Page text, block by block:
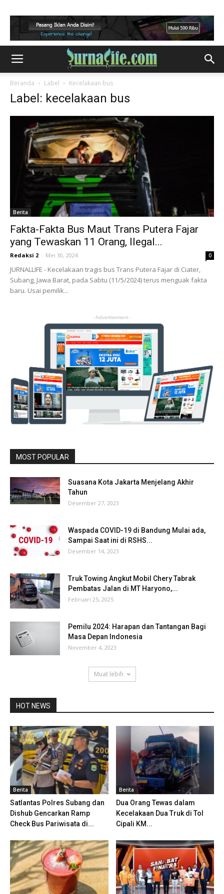
Beranda Label Kecelakaan bus
Label: kecelakaan bus
Berita
Fakta-Fakta Bus Maut Trans Putera Fajar
yang Tewaskan 11 Orang, Ilegal...
Redaksi 2 - Mei 30, 2024 0
JURNALLIFE - Kecelakaan tragis bus Trans Putera Fajar di Ciater,
Subang, Jawa Barat, pada Sabtu (11/5/2024) terus menguak fakta
baru. Usai pemilik...
- Advertisement -
MOST POPULAR
Suasana Kota Jakarta Menjelang Akhir
Tahun
Desember 27, 2023
Waspada COVID-19 di Bandung Mulai ada,
Sampai Saat ini di RSHS...
Desember 14, 2023
Truk Towing Angkut Mobil Chery Tabrak
Pembatas Jalan di MT Haryono,...
Februari 25, 2025
Pemilu 2024: Harapan dan Tantangan Bagi
Masa Depan Indonesia
November 4, 2023
Muat lebih
HOT NEWS
Berita
Satlantas Polres Subang dan
Dishub Gencarkan Ramp
Check Bus Pariwisata di...
Berita
Dua Orang Tewas dalam
Kecelakaan Dua Truk di Tol
Cipali KM...